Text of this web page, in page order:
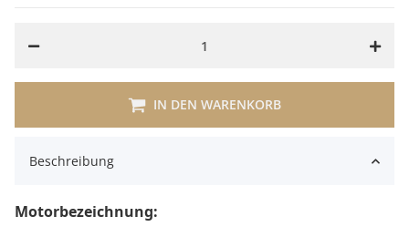
IN DEN WARENKORB
Beschreibung
Motorbezeichnung: